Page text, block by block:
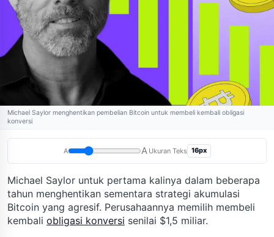
Michael Saylor menghentikan pembelian Bitcoin untuk membeli kembali obligasi
konversi
A A Ukuran Teks 16px
Michael Saylor untuk pertama kalinya dalam beberapa
tahun menghentikan sementara strategi akumulasi
Bitcoin yang agresif. Perusahaannya memilih membeli
kembali obligasi konversi senilai $1,5 miliar.